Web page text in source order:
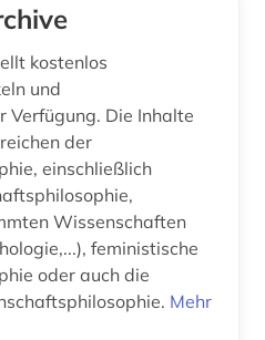
kostenlos
und
Verfügung. Die Inhalte
der
einschließlich
Wissenschaften
feministische
oder auch die
Mehr